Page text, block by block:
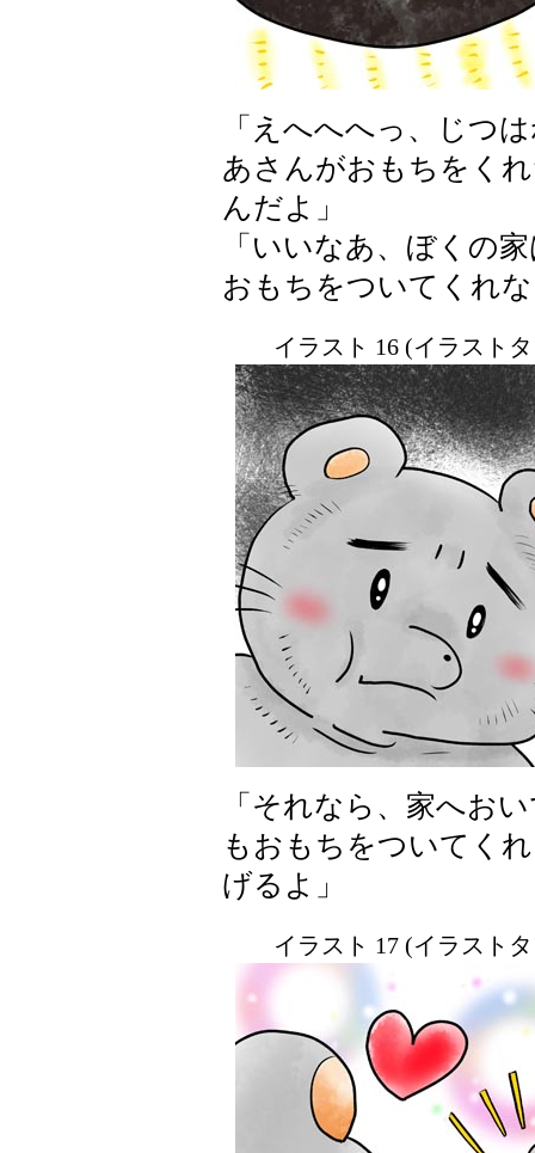
「えへへへっ、じつ
あさんがおもちをく
んだよ」
「いいなあ、ぼくの
おもちをついてくれ
イラスト 16 (イラスト
「それなら、家へお
もおもちをついてく
げるよ」
イラスト 17 (イラスト